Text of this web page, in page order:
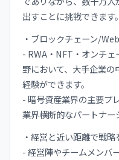
出すことに挑戦できます。
・ブロックチェーン/
- RWA・NFT・オンチェ
野において、大手企業
経験ができます。
- 暗号資産業界の主要プ
業界横断的なパートナー
・経営と近い距離で戦略
- 経営陣やチームメンバ